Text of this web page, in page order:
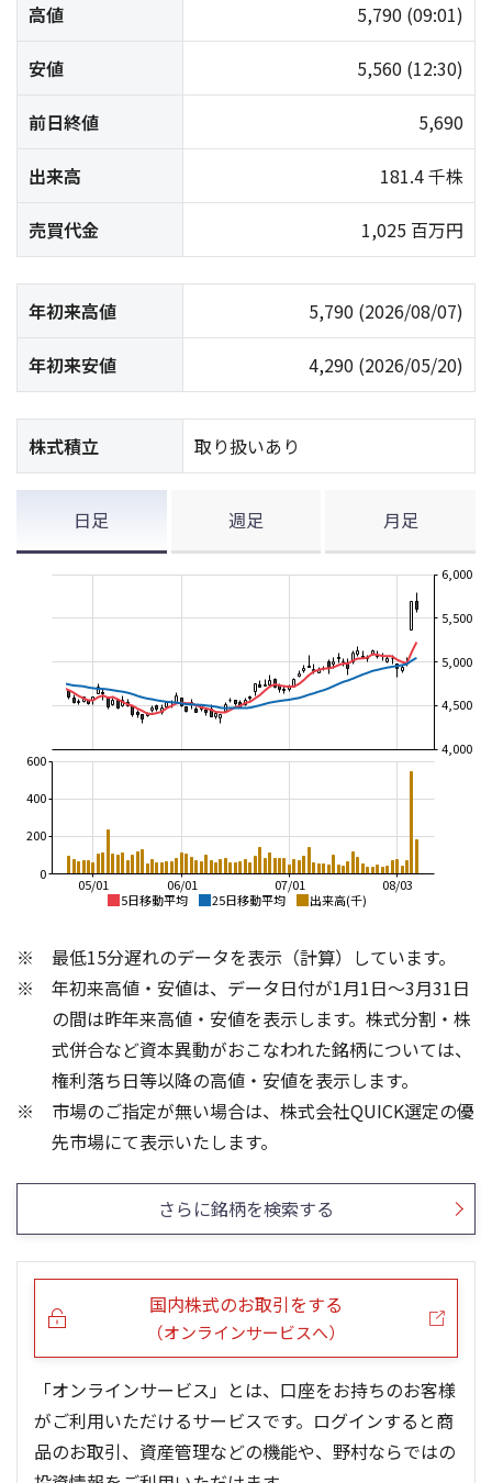
高値 5,790 (09:01)
安値 5,560 (12:30)
前日終値 5,690
出来高 181.4 千株
売買代金 1,025 百万円
年初来高値 5,790 (2026/08/07)
年初来安値 4,290 (2026/05/20)
株式積立 取り扱いあり
日足 週足 月足
5日移動平均 25日移動平均 出来高(千)
08/03
07/01
06/01
05/01
4,000
4,500
5,000
5,500
6,000
0
200
400
600
13週移動平均 26週移動平均 出来高(千)
3,000
4,000
4,500
5,000
5,500
0
100
200
5ヶ月移動平均 25ヶ月移動平均 出来高(千)
1,000
3,000
4,000
5,000
0
600
最低15分遅れのデータを表示（計算）しています。
年初来高値・安値は、データ日付が1月1日～3月31日
の間は昨年来高値・安値を表示します。株式分割・株
式併合など資本異動がおこなわれた銘柄については、
権利落ち日等以降の高値・安値を表示します。
市場のご指定が無い場合は、株式会社QUICK選定の優
先市場にて表示いたします。
さらに銘柄を検索する
国内株式のお取引をする
（オンラインサービスへ）
「オンラインサービス」とは、口座をお持ちのお客様
がご利用いただけるサービスです。ログインすると商
品のお取引、資産管理などの機能や、野村ならではの